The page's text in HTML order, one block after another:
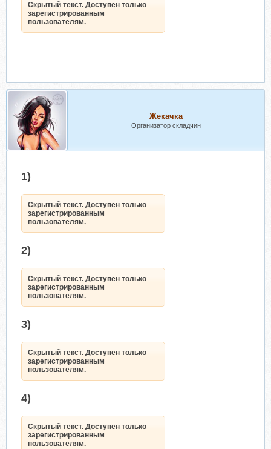
Скрытый текст. Доступен только
зарегистрированным
пользователям.
Жекачка
Организатор складчин
1)
Скрытый текст. Доступен только
зарегистрированным
пользователям.
2)
Скрытый текст. Доступен только
зарегистрированным
пользователям.
3)
Скрытый текст. Доступен только
зарегистрированным
пользователям.
4)
Скрытый текст. Доступен только
зарегистрированным
пользователям.